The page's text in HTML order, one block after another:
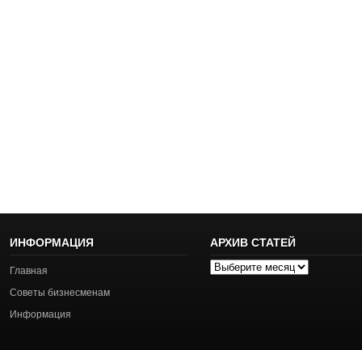
ИНФОРМАЦИЯ
Главная
Советы бизнесменам
Информация
АРХИВ СТАТЕЙ
Архив